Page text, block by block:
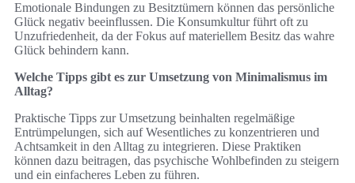
Emotionale Bindungen zu Besitztümern können das persönliche
Glück negativ beeinflussen. Die Konsumkultur führt oft zu
Unzufriedenheit, da der Fokus auf materiellem Besitz das wahre
Glück behindern kann.
Welche Tipps gibt es zur Umsetzung von Minimalismus im
Alltag?
Praktische Tipps zur Umsetzung beinhalten regelmäßige
Entrümpelungen, sich auf Wesentliches zu konzentrieren und
Achtsamkeit in den Alltag zu integrieren. Diese Praktiken
können dazu beitragen, das psychische Wohlbefinden zu steigern
und ein einfacheres Leben zu führen.